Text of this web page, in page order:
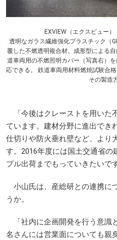
EXVIEW（エクスビュー）
透明なガラス繊維強化プラスチック（
覆した不燃透明複合材。成形型による
道車両用の不燃照明カバー（写真右）
応できる。 鉄道車両用材料燃焼試験合
その製造
「今後はクレーストを用いた
ています。建材分野に進出でき
仕切りや防火垂れ壁など、より
す。2016年度には国土交通省の
プル出荷までもっていきたいで
小山氏は、産総研との連携に
うか。
「社内に企画開発を行う意識
名さんには営業面についても親